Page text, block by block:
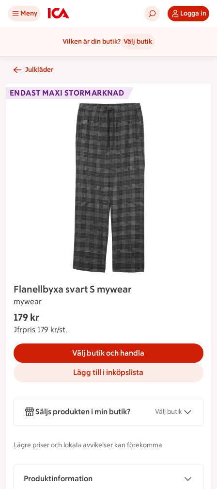
Meny Logga in
Vilken är din butik? Välj butik
Julkläder
ENDAST MAXI STORMARKNAD
Flanellbyxa svart S mywear
mywear
179 kr
Jfrpris 179 kr/st.
Välj butik och handla
Lägg till i inköpslista
Säljs produkten i min butik? Välj butik
Lägre priser och lokala avvikelser kan förekomma
Produktinformation